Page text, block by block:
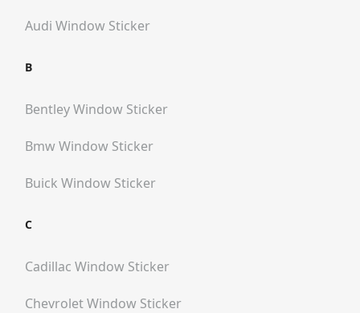
Audi Window Sticker
B
BentleyWindow Sticker
BmwWindow Sticker
Buick Window Sticker
C
Cadillac Window Sticker
ChevroletWindow Sticker